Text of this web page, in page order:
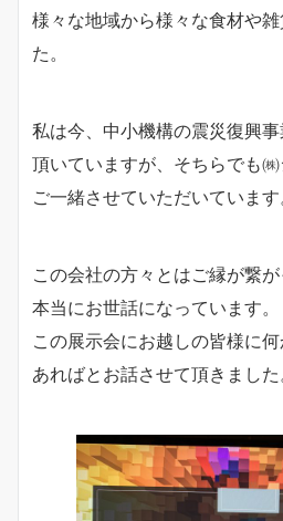
様々な地域から様々な食材や
た。
私は今、中小機構の震災復興
頂いていますが、そちらでも
ご一緒させていただいています
この会社の方々とはご縁が繋
本当にお世話になっています。
この展示会にお越しの皆様に
あればとお話させて頂きました